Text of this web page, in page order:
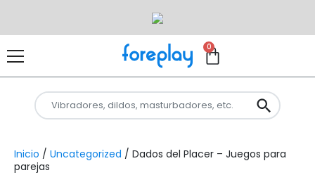
0
Inicio / Uncategorized / Dados del Placer – Juegos para
parejas